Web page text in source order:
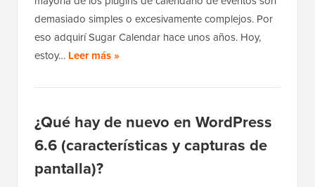
demasiado simples o excesivamente complejos. Por
eso adquirí Sugar Calendar hace unos años. Hoy,
estoy… Leer más »
¿Qué hay de nuevo en WordPress
6.6 (características y capturas de
pantalla)?